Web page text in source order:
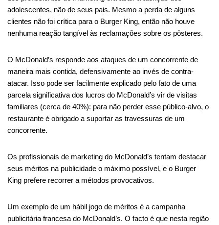
adolescentes, não de seus pais. Mesmo a perda de alguns
clientes não foi crítica para o Burger King, então não houve
nenhuma reação tangível às reclamações sobre os pôsteres.
O McDonald’s responde aos ataques de um concorrente de
maneira mais contida, defensivamente ao invés de contra-
atacar. Isso pode ser facilmente explicado pelo fato de uma
parcela significativa dos lucros do McDonald’s vir de visitas
familiares (cerca de 40%): para não perder esse público-alvo, o
restaurante é obrigado a suportar as travessuras de um
concorrente.
Os profissionais de marketing do McDonald’s tentam destacar
seus méritos na publicidade o máximo possível, e o Burger
King prefere recorrer a métodos provocativos.
Um exemplo de um hábil jogo de méritos é a campanha
publicitária francesa do McDonald’s. O facto é que nesta região